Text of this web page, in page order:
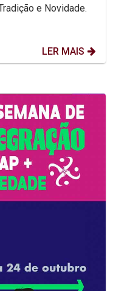
e Novidade.
LER MAIS